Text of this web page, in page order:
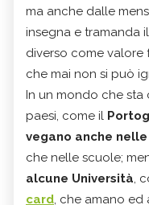
ma anche dalle
insegna e tramanda
diverso come valore
che mai non si può
In un mondo che sta
paesi, come il
vegano anche
che nelle scuole;
alcune Università,
card, che amano